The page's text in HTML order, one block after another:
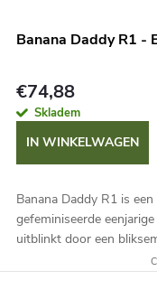
Banana Daddy R1 -
€74,88
Skladem
IN WINKELWAGEN
Banana Daddy R1 is
gefeminiseerde
uitblinkt door een
start van de bloei en